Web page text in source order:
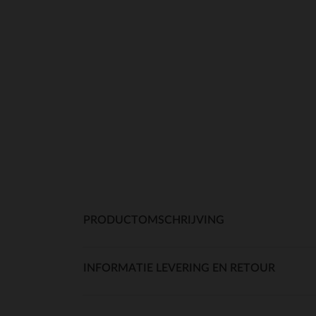
PRODUCTOMSCHRIJVING
INFORMATIE LEVERING EN RETOUR